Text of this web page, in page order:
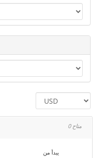
0 متاح
يبدأ من